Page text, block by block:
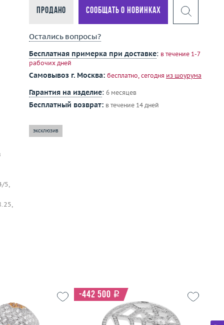
5,
Продано Сообщать о новинках
Остались вопросы?
Бесплатная примерка при доставке: в течение 1-7
рабочих дней
Самовывоз г. Москва: бесплатно, сегодня из шоурума
Гарантия на изделие: 6 месяцев
Бесплатный возврат: в течение 14 дней
эксклюзив
-442 500 i